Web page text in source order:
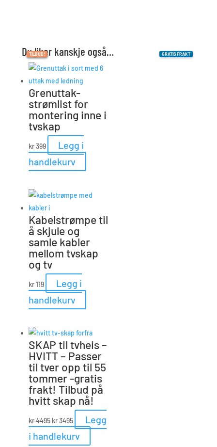
Du liker kanskje også…
Grenuttak-
strømlist for
montering inne i
tvskap
kr399
Legg i
handlekurv
Kabelstrømpe til
å skjule og
samle kabler
mellom tvskap
og tv
kr119
Legg i
handlekurv
TILBUD! GRATIS FRAKT
SKAP til tvheis –
HVITT – Passer
til tver opp til 55
tommer -gratis
frakt! Tilbud på
hvitt skap nå!
kr4495 Opprinnelig
pris
var:
kr3495Nåværende
pris
er:
Legg
i handlekurv
TILBUD!
TILBUD!